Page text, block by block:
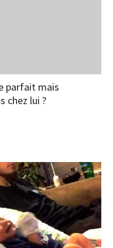
parfait mais
chez lui ?